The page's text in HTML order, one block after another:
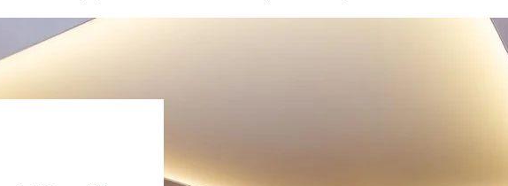
Spa-отель Parklane.